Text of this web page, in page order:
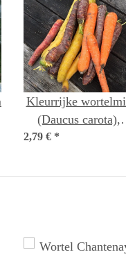
Kleurrijke
(Daucus carota),
biologisch zaad
2,79 € *